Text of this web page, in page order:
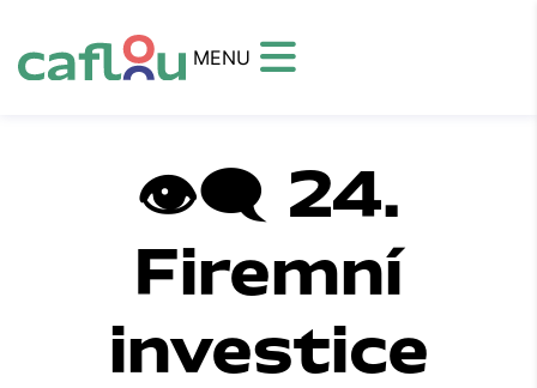
MENU
👁️‍🗨️ 24.
Firemní
investice